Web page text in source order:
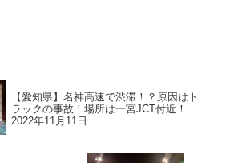
【愛知県】名神高速で渋滞！？原因はト
ラックの事故！場所は一宮JCT付近！
2022年11月11日